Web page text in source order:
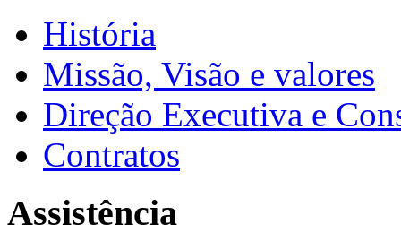
História
Missão, Visão e valores
Direção Executiva e
Contratos
Assistência